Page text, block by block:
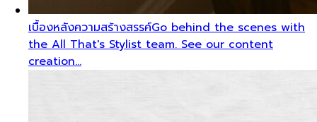
เบื้องหลังความสร้างสรรค์Go behind the scenes with
the All That's Stylist team. See our content
creation…